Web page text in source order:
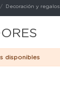
Decoración y regalos
disponibles